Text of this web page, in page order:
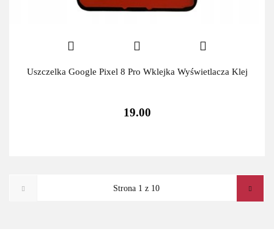
Uszczelka Google Pixel 8 Pro Wklejka Wyświetlacza Klej
19.00